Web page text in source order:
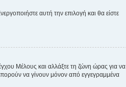
αυτή την επιλογή και θα είστε
Μέλους και αλλάξτε τη ζώνη ώρας για να
να γίνουν μόνον από εγγεγραμμένα